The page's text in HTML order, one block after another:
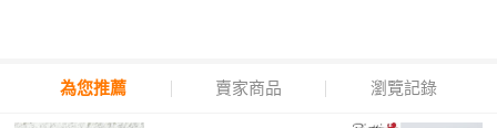
為您推薦 賣家商品 瀏覽記錄